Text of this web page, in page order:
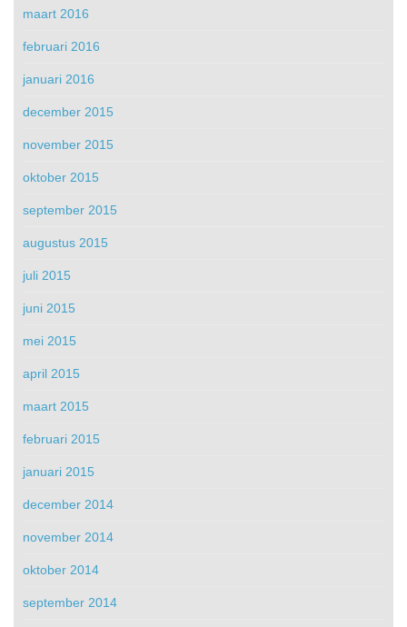
maart 2016
februari 2016
januari 2016
december 2015
november 2015
oktober 2015
september 2015
augustus 2015
juli 2015
juni 2015
mei 2015
april 2015
maart 2015
februari 2015
januari 2015
december 2014
november 2014
oktober 2014
september 2014